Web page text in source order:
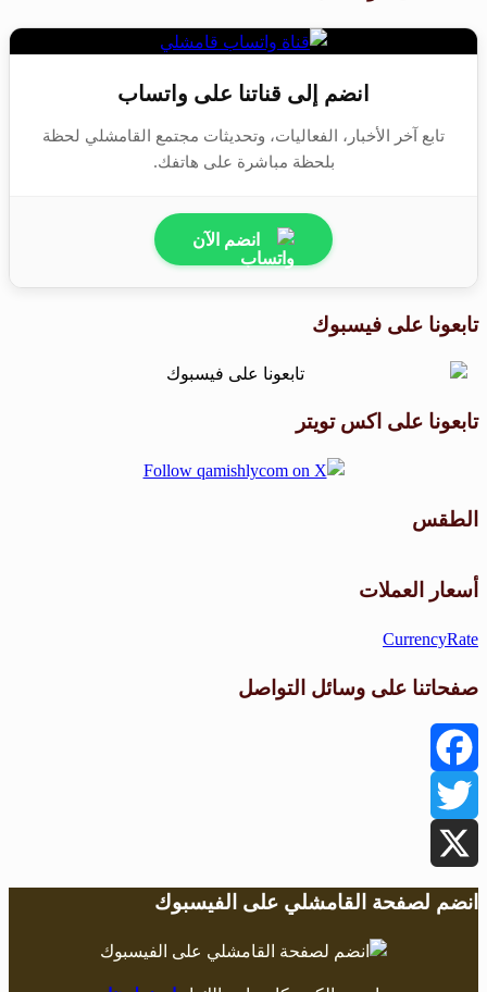
انضم إلى قناتنا على واتساب
تابع آخر الأخبار، الفعاليات، وتحديثات مجتمع القامشلي لحظة
بلحظة مباشرة على هاتفك.
انضم الآن
تابعونا على فيسبوك
تابعونا على اكس تويتر
الطقس
أسعار العملات
CurrencyRate
صفحاتنا على وسائل التواصل
Facebook
Twitter
X
انضم لصفحة القامشلي على الفيسبوك